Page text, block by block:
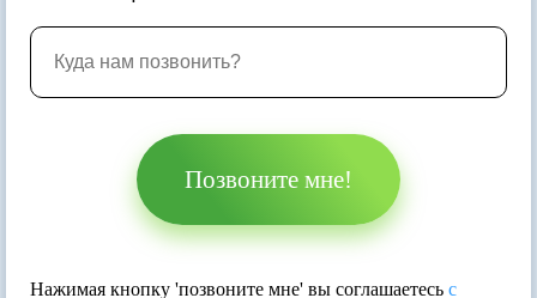
Позвоните мне!
Нажимая кнопку 'позвоните мне' вы соглашаетесь с